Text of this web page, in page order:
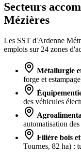
Secteurs
Mézières
Les SST d'Ardenne
emplois sur 24 zones
Métallurgie
forge et
des véhicules
automatisation
Filière bois
Tournes, 82 ha) :